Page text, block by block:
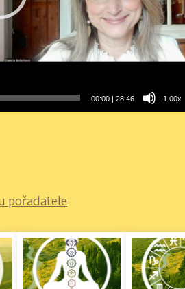
00:00| 28:46 1.00x
pořadatele